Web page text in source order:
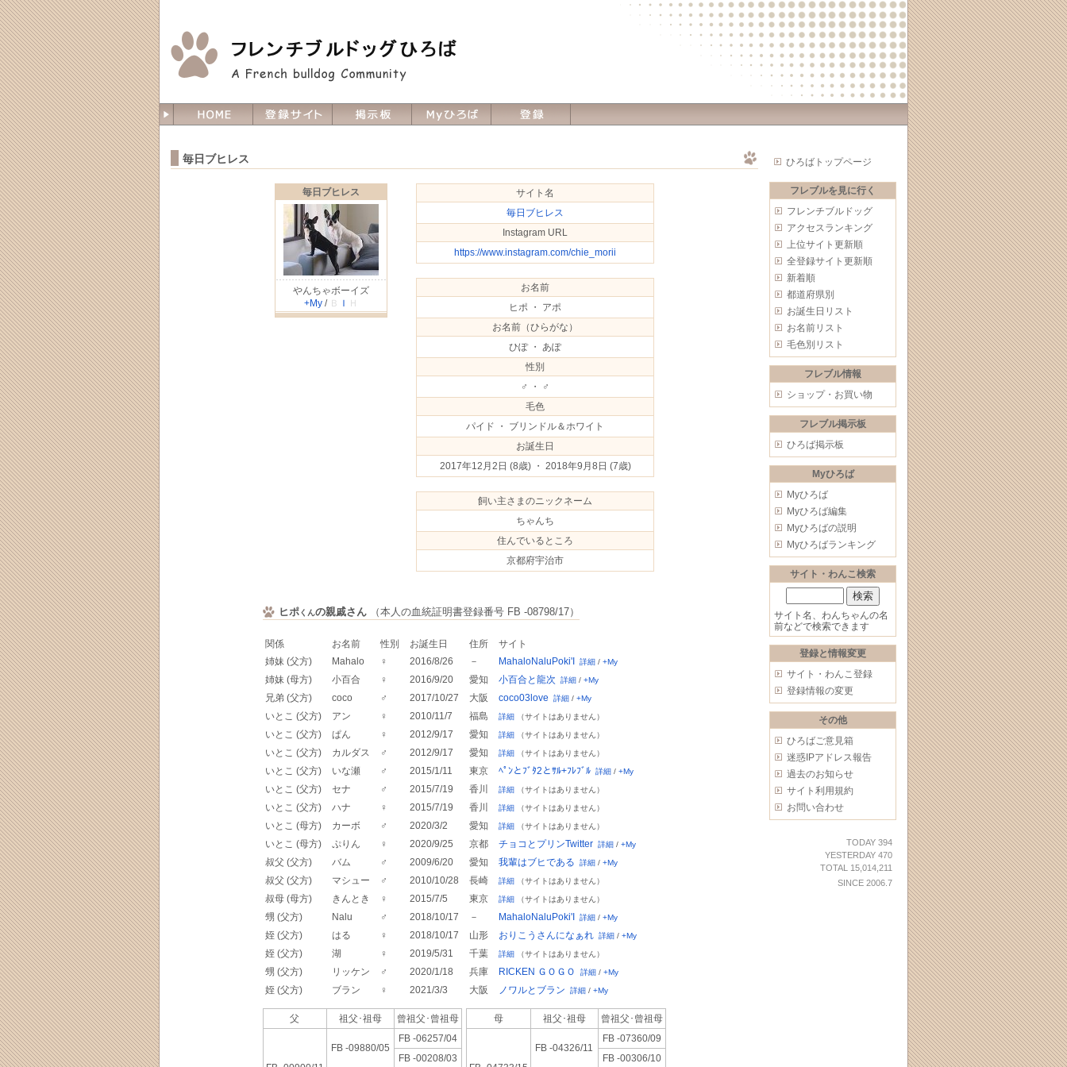
ひろばトップページ
フレブルを見に行く
フレンチブルドッグ
アクセスランキング
上位サイト更新順
全登録サイト更新順
新着順
都道府県別
お誕生日リスト
お名前リスト
毛色別リスト
フレブル情報
ショップ・お買い物
フレブル掲示板
ひろば掲示板
Myひろば
Myひろば
Myひろば編集
Myひろばの説明
Myひろばランキング
サイト・わんこ検索
サイト名、わんちゃんの名
前などで検索できます
登録と情報変更
サイト・わんこ登録
登録情報の変更
その他
ひろばご意見箱
迷惑IPアドレス報告
過去のお知らせ
サイト利用規約
お問い合わせ
TODAY 394
YESTERDAY 470
TOTAL 15,014,211
SINCE 2006.7
毎日ブヒレス
毎日ブヒレス
やんちゃボーイズ
+My / Ｂ Ｉ Ｈ
サイト名
毎日ブヒレス
Instagram URL
https://www.instagram.com/chie_morii
お名前
ヒポ ・ アポ
お名前（ひらがな）
ひぽ ・ あぽ
性別
♂ ・ ♂
毛色
パイド ・ ブリンドル＆ホワイト
お誕生日
2017年12月2日 (8歳) ・ 2018年9月8日 (7歳)
飼い主さまのニックネーム
ちゃんち
住んでいるところ
京都府宇治市
ヒポくんの親戚さん（本人の血統証明書登録番号 FB -08798/17）
関係 お名前 性別 お誕生日 住所
サイト
姉妹 (父方)
Mahalo ♀ 2016/8/26 － MahaloNaluPoki'I 詳細/ +My
姉妹 (母方) 小百合 ♀ 2016/9/20 愛知 小百合と龍次 詳細/ +My
兄弟 (父方) coco ♂ 2017/10/27 大阪 coco03love 詳細/ +My
いとこ (父方) アン ♀ 2010/11/7 福島 詳細（サイトはありません）
いとこ (父方) ぱん ♀ 2012/9/17 愛知 詳細（サイトはありません）
いとこ (父方) カルダス ♂ 2012/9/17 愛知 詳細（サイトはありません）
いとこ (父方) いな瀬 ♂ 2015/1/11 東京 ﾍﾟﾝとﾌﾞﾀ2とｻﾙ+ﾌﾚﾌﾞﾙ 詳細/ +My
いとこ (父方) セナ ♂ 2015/7/19 香川 詳細（サイトはありません）
いとこ (父方) ハナ ♀ 2015/7/19 香川 詳細（サイトはありません）
いとこ (母方) カーボ ♂ 2020/3/2 愛知 詳細（サイトはありません）
いとこ (母方) ぷりん ♀ 2020/9/25 京都 チョコとプリンTwitter 詳細/ +My
叔父 (父方) バム ♂ 2009/6/20 愛知 我輩はブヒである 詳細/ +My
叔父 (父方) マシュー ♂ 2010/10/28 長崎 詳細（サイトはありません）
叔母 (母方) きんとき ♀ 2015/7/5 東京 詳細（サイトはありません）
甥 (父方) Nalu ♂ 2018/10/17 － MahaloNaluPoki'I 詳細/ +My
姪 (父方) はる ♀ 2018/10/17 山形 おりこうさんになぁれ 詳細/ +My
姪 (父方) 湖 ♀ 2019/5/31 千葉 詳細（サイトはありません）
甥 (父方) リッケン ♂ 2020/1/18 兵庫 RICKEN ＧＯＧＯ 詳細/ +My
姪 (父方) ブラン ♀ 2021/3/3 大阪 ノワルとブラン 詳細/ +My
父 祖父･祖母 曾祖父･ 曾祖母
FB -09880/05
FB -06257/04
FB -00208/03
母 祖父･祖母 曾祖父･ 曾祖母
FB -04326/11
FB -07360/09
FB -00306/10